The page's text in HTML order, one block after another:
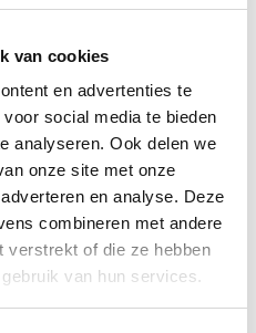
van cookies
en advertenties te
social media te bieden
analyseren. Ook delen we
onze site met onze
en analyse. Deze
combineren met andere
verstrekt of die ze hebben
van hun services.
dezelfde ingrediënten,
of pleisterwerk in niets
de Sixtijnse kapel, de
of de paleizen van
op bestelling voor u,
klein team en zonder
.